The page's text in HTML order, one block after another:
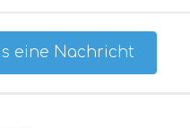
eine Nachricht